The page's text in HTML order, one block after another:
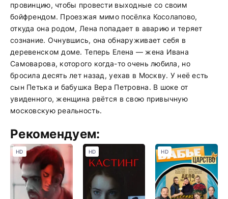
провинцию, чтобы провести выходные со своим
бойфрендом. Проезжая мимо посёлка Косолапово,
откуда она родом, Лена попадает в аварию и теряет
сознание. Очнувшись, она обнаруживает себя в
деревенском доме. Теперь Елена — жена Ивана
Самоварова, которого когда-то очень любила, но
бросила десять лет назад, уехав в Москву. У неё есть
сын Петька и бабушка Вера Петровна. В шоке от
увиденного, женщина рвётся в свою привычную
московскую реальность.
Рекомендуем:
HD HD HD